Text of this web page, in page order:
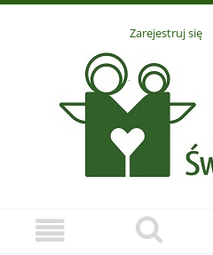
Zarejestruj się